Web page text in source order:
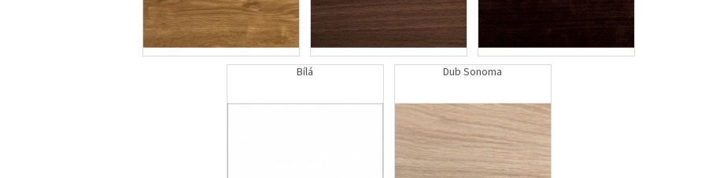
Bílá Dub Sonoma